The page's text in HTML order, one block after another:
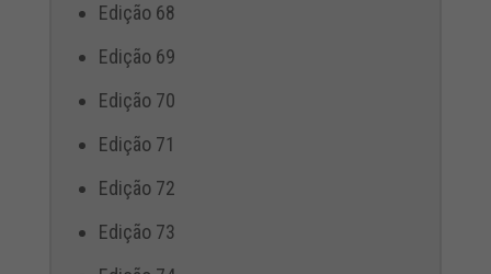
Edição 68
Edição 69
Edição 70
Edição 71
Edição 72
Edição 73